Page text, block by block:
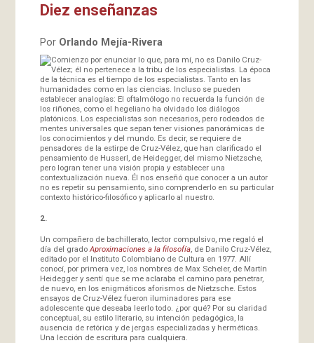
Diez enseñanzas
Por Orlando Mejía-Rivera
Comienzo por enunciar lo que, para mí, no es Danilo Cruz-
Vélez; él no pertenece a la tribu de los especialistas. La época
de la técnica es el tiempo de los especialistas. Tanto en las
humanidades como en las ciencias. Incluso se pueden
establecer analogías: El oftalmólogo no recuerda la función de
los riñones, como el hegeliano ha olvidado los diálogos
platónicos. Los especialistas son necesarios, pero rodeados de
mentes universales que sepan tener visiones panorámicas de
los conocimientos y del mundo. Es decir, se requiere de
pensadores de la estirpe de Cruz-Vélez, que han clarificado el
pensamiento de Husserl, de Heidegger, del mismo Nietzsche,
pero logran tener una visión propia y establecer una
contextualización nueva. Él nos enseñó que conocer a un autor
no es repetir su pensamiento, sino comprenderlo en su particular
contexto histórico-filosófico y aplicarlo al nuestro.
2.
Un compañero de bachillerato, lector compulsivo, me regaló el
día del grado Aproximaciones a la filosofía, de Danilo Cruz-Vélez,
editado por el Instituto Colombiano de Cultura en 1977. Allí
conocí, por primera vez, los nombres de Max Scheler, de Martín
Heidegger y sentí que se me aclaraba el camino para penetrar,
de nuevo, en los enigmáticos aforismos de Nietzsche. Estos
ensayos de Cruz-Vélez fueron iluminadores para ese
adolescente que deseaba leerlo todo. ¿por qué? Por su claridad
conceptual, su estilo literario, su intención pedagógica, la
ausencia de retórica y de jergas especializadas y herméticas.
Una lección de escritura para cualquiera.